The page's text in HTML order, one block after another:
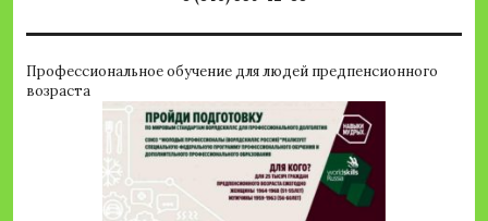
Профессиональное обучение для людей предпенсионного
возраста